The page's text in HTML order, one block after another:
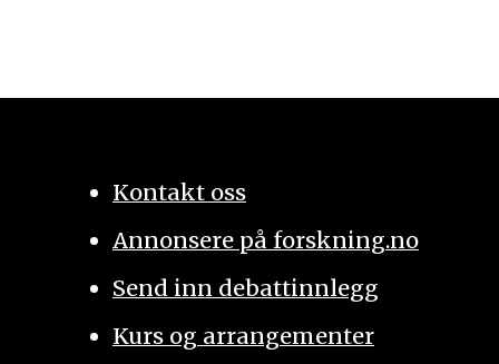
Kontakt oss
Annonsere på forskning.no
Send inn debattinnlegg
Kurs og arrangementer